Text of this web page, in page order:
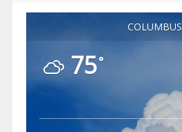
COLUMBUS
75°